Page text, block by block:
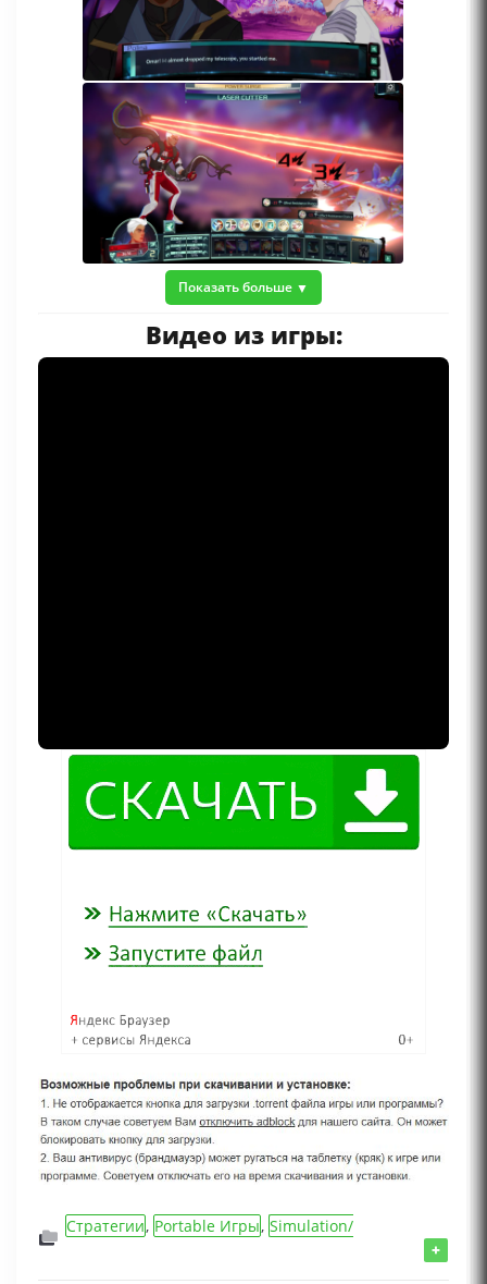
Показать больше
Видео из игры:
Стратегии, Portable Игры, Simulation/
+